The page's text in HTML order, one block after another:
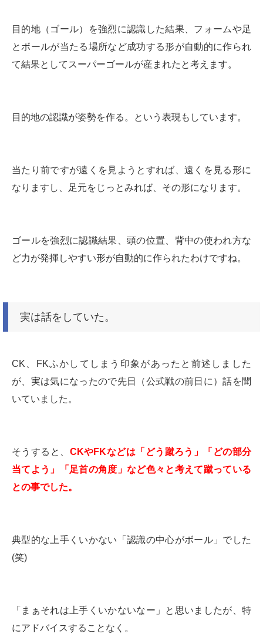
目的地（ゴール）を強烈に認識した結果、フォームや足
とボールが当たる場所など成功する形が自動的に作られ
て結果としてスーパーゴールが産まれたと考えます。
目的地の認識が姿勢を作る。という表現もしています。
当たり前ですが遠くを見ようとすれば、遠くを見る形に
なりますし、足元をじっとみれば、その形になります。
ゴールを強烈に認識結果、頭の位置、背中の使われ方な
ど力が発揮しやすい形が自動的に作られたわけですね。
実は話をしていた。
CK、FKふかしてしまう印象があったと前述しました
が、実は気になったので先日（公式戦の前日に）話を聞
いていました。
そうすると、 CKやFKなどは「どう蹴ろう」「どの部分
当てよう」「足首の角度」など色々と考えて蹴っている
との事でした。
典型的な上手くいかない「認識の中心がボール」でした
(笑)
「まぁそれは上手くいかないなー」と思いましたが、特
にアドバイスすることなく。